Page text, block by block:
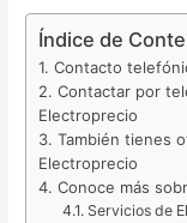
Índice de
Contacto
Contactar por
Electroprecio
También tienes
Electroprecio
Conoce más
Servicios de